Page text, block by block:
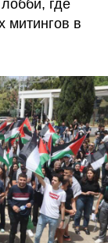
где
митингов в